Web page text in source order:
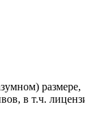
размере,
в т.ч.